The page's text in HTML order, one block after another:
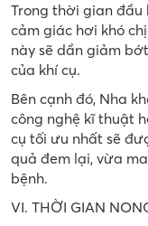
Trong thời gian đầu
cảm giác hơi khó
này sẽ dần giảm
của khí cụ.
Bên cạnh đó, Nha
công nghệ kĩ thuật
cụ tối ưu nhất sẽ
quả đem lại, vừa
bệnh.
VI. THỜI GIAN